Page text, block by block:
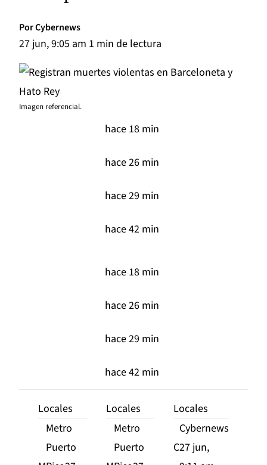
PorCybernews
27 jun, 9:05 am 1 min de lectura
Imagen referencial.
hace 18 min
hace 26 min
hace 29 min
hace 42 min
hace 18 min
hace 26 min
hace 29 min
hace 42 min
Locales
Metro
Puerto
Locales
Metro
Puerto
Locales
C
Cybernews
27 jun,